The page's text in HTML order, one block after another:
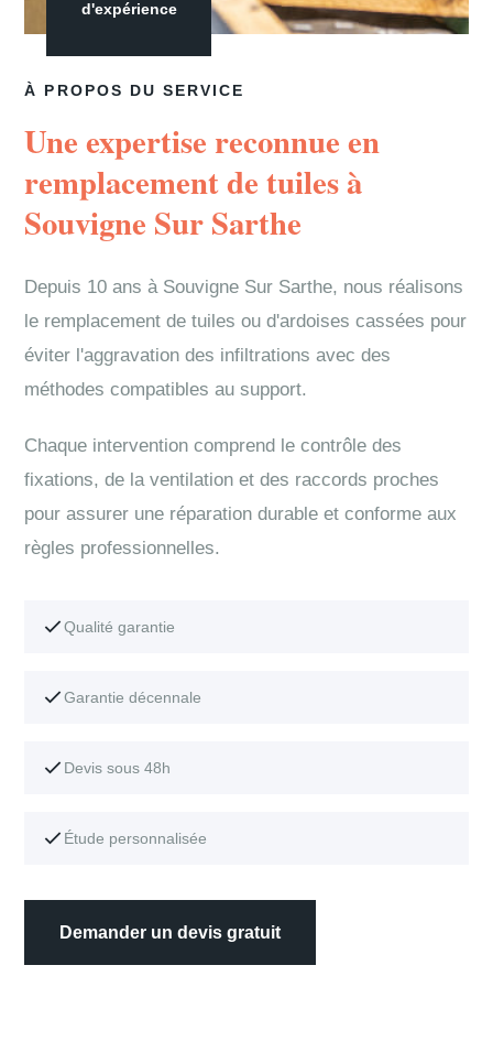
À PROPOS DU SERVICE
Une expertise reconnue en
remplacement de tuiles à
Souvigne Sur Sarthe
Depuis 10 ans à Souvigne Sur Sarthe, nous réalisons
le remplacement de tuiles ou d'ardoises cassées pour
éviter l'aggravation des infiltrations avec des
méthodes compatibles au support.
Chaque intervention comprend le contrôle des
fixations, de la ventilation et des raccords proches
pour assurer une réparation durable et conforme aux
règles professionnelles.
Qualité garantie
Garantie décennale
Devis sous 48h
Étude personnalisée
Demander un devis gratuit
d'expérience